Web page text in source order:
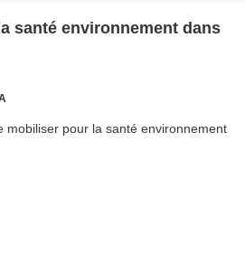
santé environnement dans